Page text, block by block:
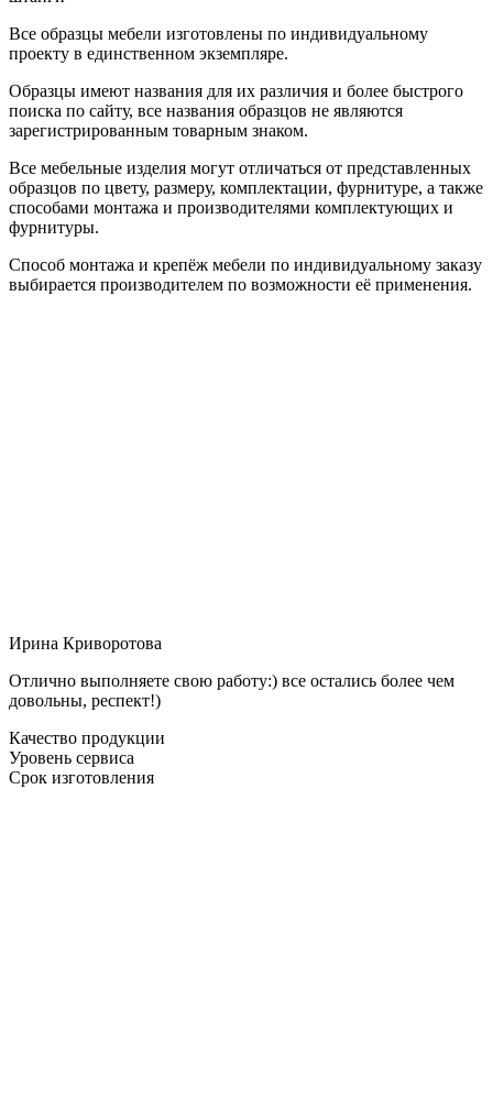
Все образцы мебели изготовлены по индивидуальному
проекту в единственном экземпляре.
Образцы имеют названия для их различия и более быстрого
поиска по сайту, все названия образцов не являются
зарегистрированным товарным знаком.
Все мебельные изделия могут отличаться от представленных
образцов по цвету, размеру, комплектации, фурнитуре, а также
способами монтажа и производителями комплектующих и
фурнитуры.
Способ монтажа и крепёж мебели по индивидуальному заказу
выбирается производителем по возможности её применения.
Ирина Криворотова
Отлично выполняете свою работу:) все остались более чем
довольны, респект!)
Качество продукции
Уровень сервиса
Срок изготовления